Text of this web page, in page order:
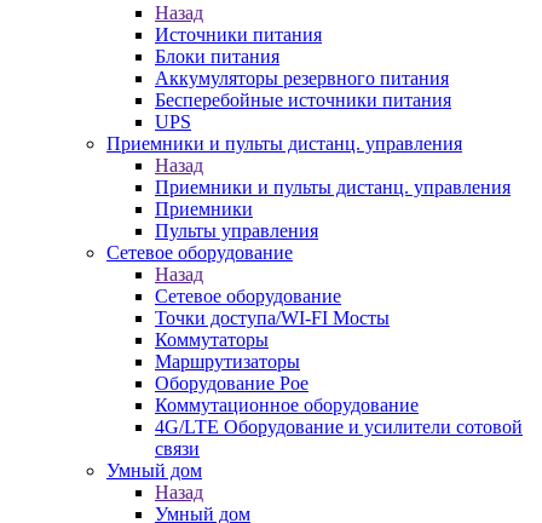
Назад
Источники питания
Блоки питания
Аккумуляторы резервного питания
Бесперебойные источники питания
UPS
Приемники и пульты дистанц. управления
Назад
Приемники и пульты дистанц. управления
Приемники
Пульты управления
Сетевое оборудование
Назад
Сетевое оборудование
Точки доступа/WI-FI Мосты
Коммутаторы
Маршрутизаторы
Оборудование Poe
Коммутационное оборудование
4G/LTE Оборудование и усилители сотовой
связи
Умный дом
Назад
Умный дом